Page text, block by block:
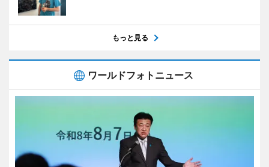
もっと見る
ワールドフォトニュース